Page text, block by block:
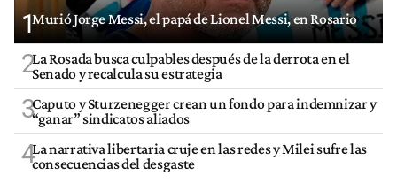
1Murió Jorge Messi, el papá de Lionel Messi, en Rosario
2La Rosada busca culpables después de la derrota en el
Senado y recalcula su estrategia
3Caputo y Sturzenegger crean un fondo para indemnizar y
“ganar” sindicatos aliados
4La narrativa libertaria cruje en las redes y Milei sufre las
consecuencias del desgaste